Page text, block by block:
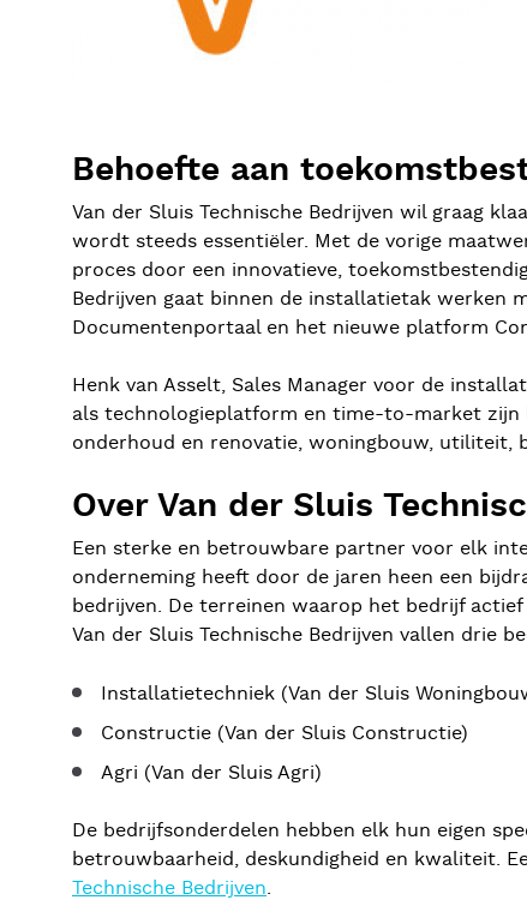
Behoefte aan
Van der Sluis Technische Bedrijven wil graag
wordt steeds essentiëler. Met de vorige
proces door een innovatieve,
Bedrijven gaat binnen de installatietak werken
Documentenportaal en het nieuwe platform
Henk van Asselt, Sales Manager voor de
als technologieplatform en time-to-market zijn
onderhoud en renovatie, woningbouw, utiliteit,
Over Van der Sluis
Een sterke en betrouwbare partner voor elk
onderneming heeft door de jaren heen een
bedrijven. De terreinen waarop het bedrijf
Van der Sluis Technische Bedrijven vallen drie
Installatietechniek (Van der Sluis
Constructie (Van der Sluis Constructie)
Agri (Van der Sluis Agri)
De bedrijfsonderdelen hebben elk hun eigen
betrouwbaarheid, deskundigheid en kwaliteit.
Technische Bedrijven.